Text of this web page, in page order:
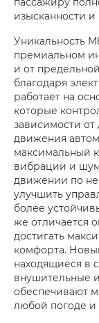
изысканности
Уникальность
премиальном
и от
благодаря
работает на
которые
зависимости
движения
максимальный
вибрации и
движении по
улучшить
более
же отличается
достигать
комфорта.
находящиеся в
внушительные
обеспечивают
любой погоде и